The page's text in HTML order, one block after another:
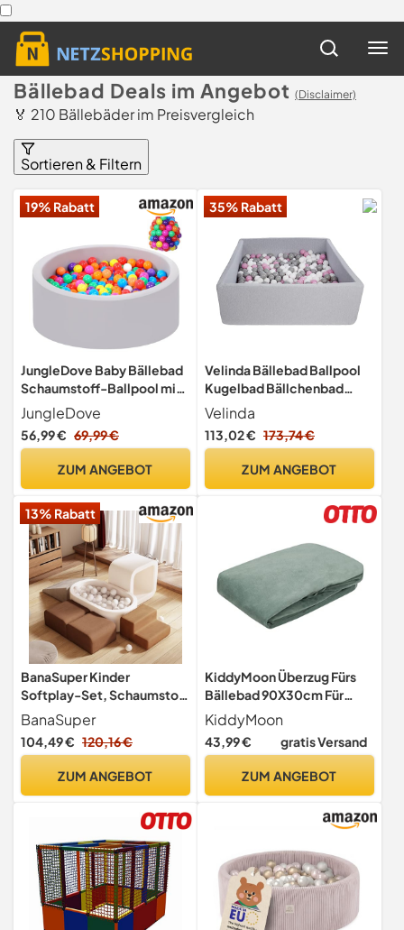
Bällebad Deals im Angebot (Disclaimer)
🏅 210 Bällebäder im Preisvergleich
Sortieren & Filtern
19% Rabatt
JungleDove Baby Bällebad
Schaumstoff-Ballpool mit
100 dreifarbigen Bällen, mit
Kunststoffbällen inklusive
Runder weicher großer
JungleDove
56,99 € 69,99 €
ZUM ANGEBOT
35% Rabatt
Velinda Bällebad Ballpool
Kugelbad Bällchenbad
Kinder-Pool mit 600
Bällen/120x120cm (Farbe
der Bälle: weiß,rosa,grau)
Velinda
113,02 € 173,74 €
ZUM ANGEBOT
13% Rabatt
BanaSuper Kinder
Softplay-Set, Schaumstoff
Bausteine XXL für
Kleinkinder, Baby
Schaumstoff-Ballgrube
mit Ballpool, Kletter- und
Montessori-Spielzeug
BanaSuper
104,49 € 120,16 €
ZUM ANGEBOT
KiddyMoon Überzug Fürs
Bällebad 90X30cm Für
Babys Kinder
KiddyMoon
43,99 € gratis Versand
ZUM ANGEBOT